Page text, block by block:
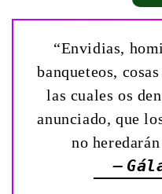
“Envidias,
banqueteos,
las cuales os
anunciado, que
no
—